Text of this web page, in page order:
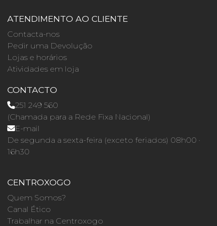
ATENDIMENTO AO CLIENTE
Contacta-nos
Pedir uma Devolução
Lojas e horários
Atividades em loja
CONTACTO
251 249 560
(Chamada para a Rede Fixa Nacional)
E-mail
De segunda a sexta-feira (exceto feriados) 08h00 ·
16h30
CENTROXOGO
Quem Somos?
Canal Ético
Trabalhar na Centroxogo